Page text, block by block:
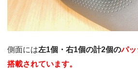
側面には左1個・右1個の計2個のパ
搭載されています。